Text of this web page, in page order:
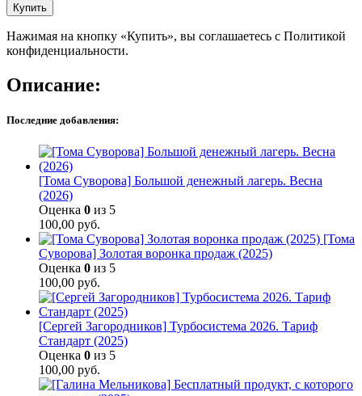
Купить
Нажимая на кнопку «Купить», вы соглашаетесь с Политикой
конфиденциальности.
Описание:
Последние добавления:
[Тома Суворова] Большой денежный лагерь. Весна
(2026)
Оценка 0 из 5
100,00 руб.
[Тома
Суворова] Золотая воронка продаж (2025)
Оценка 0 из 5
100,00 руб.
[Сергей Загородников] Турбосистема 2026. Тариф
Стандарт (2025)
Оценка 0 из 5
100,00 руб.